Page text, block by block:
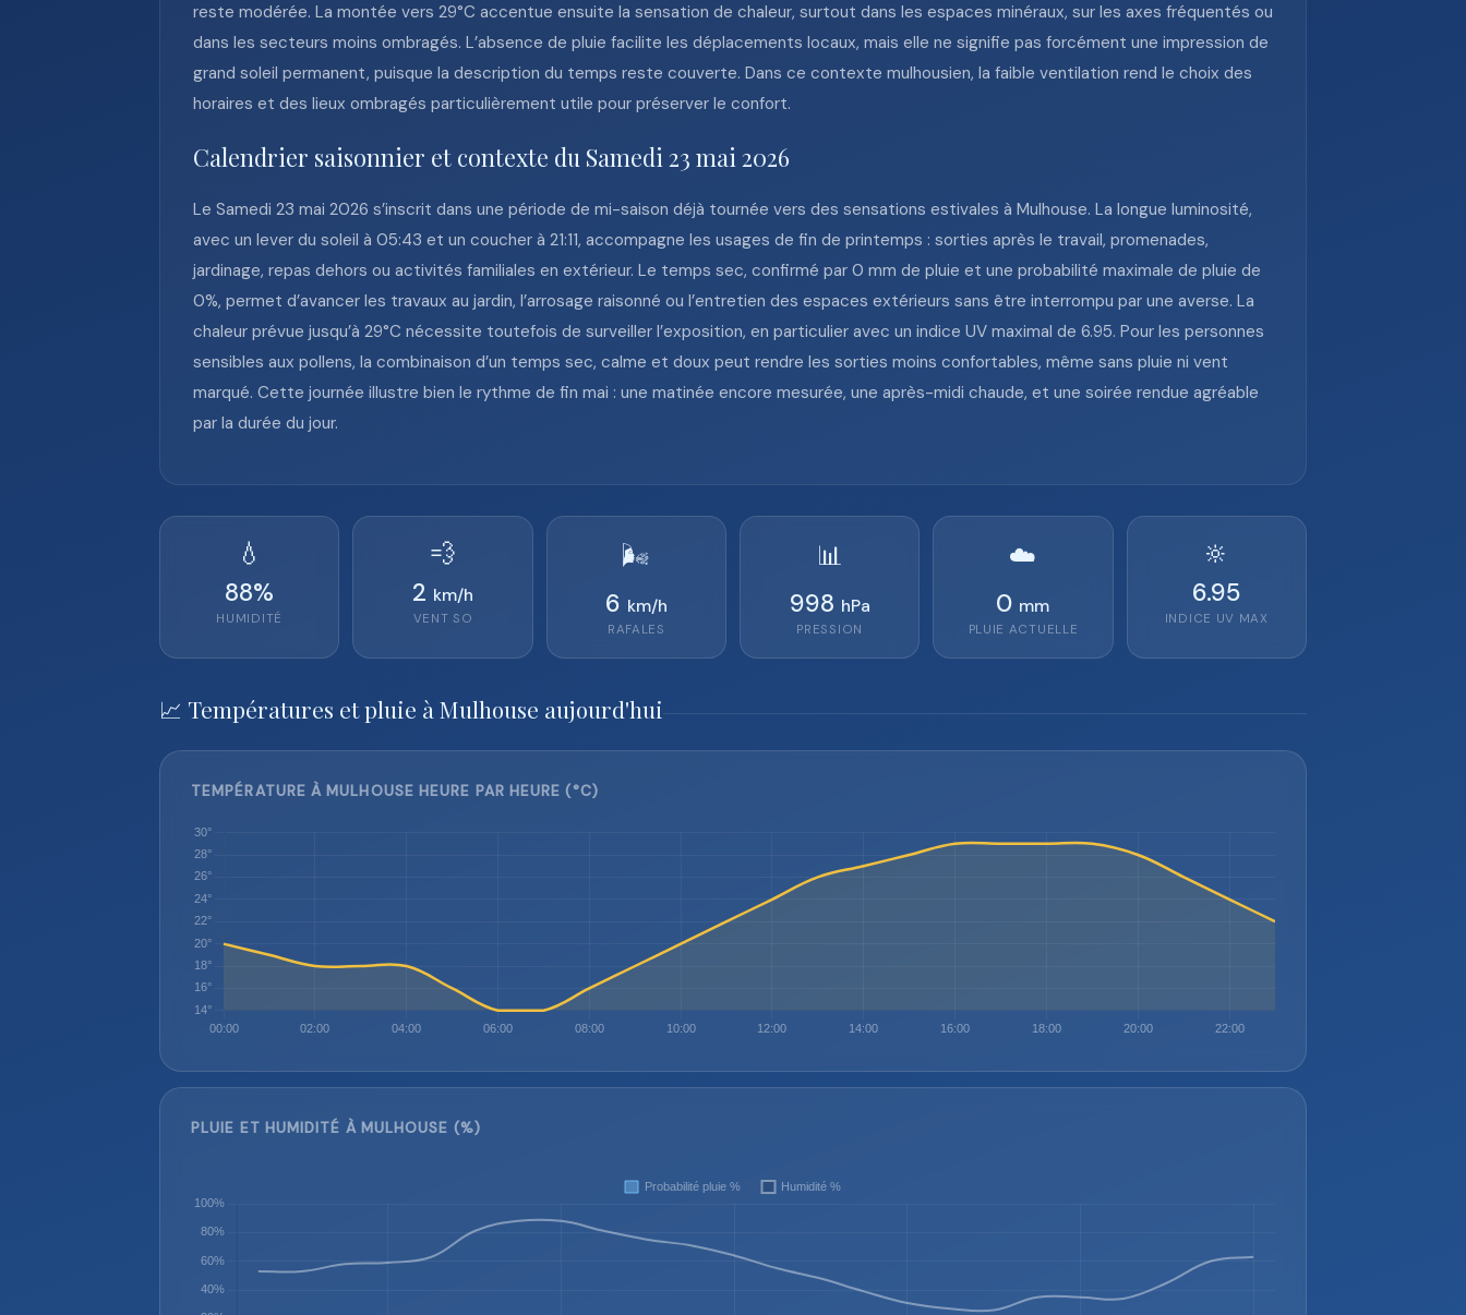
reste modérée. La montée vers 29°C accentue ensuite la sensation de chaleur, surtout dans les espaces minéraux, sur les axes fréquentés ou
dans les secteurs moins ombragés. L’absence de pluie facilite les déplacements locaux, mais elle ne signifie pas forcément une impression de
grand soleil permanent, puisque la description du temps reste couverte. Dans ce contexte mulhousien, la faible ventilation rend le choix des
horaires et des lieux ombragés particulièrement utile pour préserver le confort.
Calendrier saisonnier et contexte du Samedi 23 mai 2026
Le Samedi 23 mai 2026 s’inscrit dans une période de mi-saison déjà tournée vers des sensations estivales à Mulhouse. La longue luminosité,
avec un lever du soleil à 05:43 et un coucher à 21:11, accompagne les usages de fin de printemps : sorties après le travail, promenades,
jardinage, repas dehors ou activités familiales en extérieur. Le temps sec, confirmé par 0 mm de pluie et une probabilité maximale de pluie de
0%, permet d’avancer les travaux au jardin, l’arrosage raisonné ou l’entretien des espaces extérieurs sans être interrompu par une averse. La
chaleur prévue jusqu’à 29°C nécessite toutefois de surveiller l’exposition, en particulier avec un indice UV maximal de 6.95. Pour les personnes
sensibles aux pollens, la combinaison d’un temps sec, calme et doux peut rendre les sorties moins confortables, même sans pluie ni vent
marqué. Cette journée illustre bien le rythme de fin mai : une matinée encore mesurée, une après-midi chaude, et une soirée rendue agréable
par la durée du jour.
💧
88%
HUMIDITÉ
💨
2 km/h
VENT SO
🌬️
6 km/h
RAFALES
📊
998 hPa
PRESSION
☁️
0 mm
PLUIE ACTUELLE
🔆
6.95
INDICE UV MAX
📈 Températures et pluie à Mulhouse aujourd'hui
TEMPÉRATURE À MULHOUSE HEURE PAR HEURE (°C)
PLUIE ET HUMIDITÉ À MULHOUSE (%)